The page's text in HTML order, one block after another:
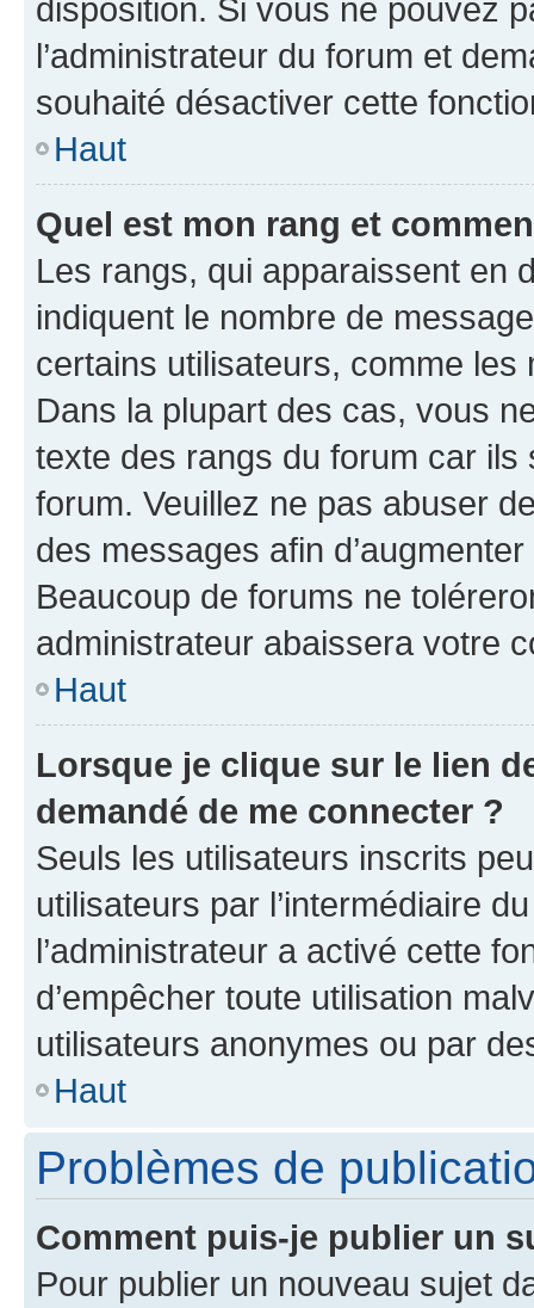
disposition. Si vous ne pouvez
l’administrateur du forum et
souhaité désactiver cette
Haut
Quel est mon rang et
Les rangs, qui apparaissent en
indiquent le nombre de
certains utilisateurs, comme
Dans la plupart des cas, vous
texte des rangs du forum car ils
forum. Veuillez ne pas abuser
des messages afin
Beaucoup de forums ne
administrateur abaissera votre
Haut
Lorsque je clique sur le lien
demandé de me connecter ?
Seuls les utilisateurs inscrits
utilisateurs par l’intermédiaire
l’administrateur a activé cette
d’empêcher toute utilisation
utilisateurs anonymes ou par
Haut
Problèmes de
Comment puis-je publier un
Pour publier un nouveau sujet